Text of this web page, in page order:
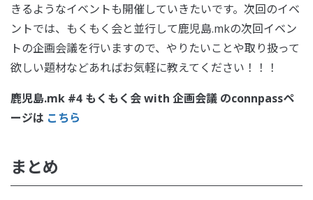
きるようなイベントも開催していきたいです。次回のイベ
ントでは、もくもく会と並行して鹿児島.mkの次回イベン
トの企画会議を行いますので、やりたいことや取り扱って
欲しい題材などあればお気軽に教えてください！！！
鹿児島.mk #4 もくもく会 with 企画会議 のconnpassペ
ージは こちら
まとめ